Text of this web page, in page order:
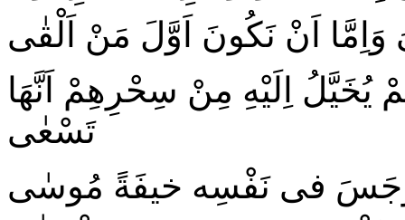
وَاِمَّا اَنْ نَكُونَ اَوَّلَ مَنْ اَلْقٰى
يُخَيَّلُ اِلَيْهِ مِنْ سِحْرِهِمْ اَنَّهَا
تَسْعٰى
فى نَفْسِه خيفَةً مُوسٰى